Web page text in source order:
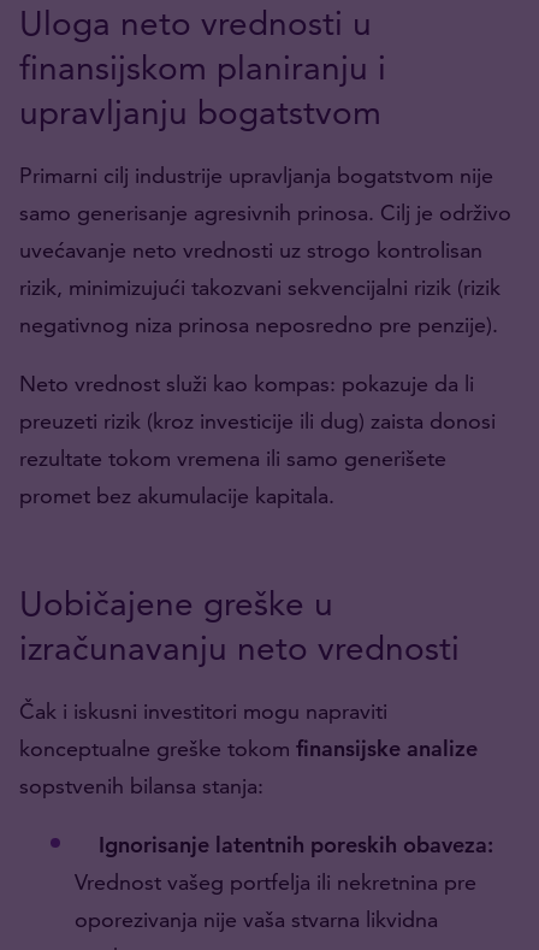
Uloga neto vrednosti u
finansijskom planiranju i
upravljanju bogatstvom
Primarni cilj industrije upravljanja bogatstvom nije
samo generisanje agresivnih prinosa. Cilj je održivo
uvećavanje neto vrednosti uz strogo kontrolisan
rizik, minimizujući takozvani sekvencijalni rizik (rizik
negativnog niza prinosa neposredno pre penzije).
Neto vrednost služi kao kompas: pokazuje da li
preuzeti rizik (kroz investicije ili dug) zaista donosi
rezultate tokom vremena ili samo generišete
promet bez akumulacije kapitala.
Uobičajene greške u
izračunavanju neto vrednosti
Čak i iskusni investitori mogu napraviti
konceptualne greške tokom finansijske analize
sopstvenih bilansa stanja:
Ignorisanje latentnih poreskih obaveza:
Vrednost vašeg portfelja ili nekretnina pre
oporezivanja nije vaša stvarna likvidna